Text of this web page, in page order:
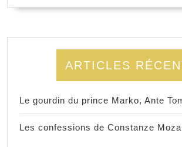
ARTICLES
Le gourdin du prince Marko, Ante
Les confessions de Constanze